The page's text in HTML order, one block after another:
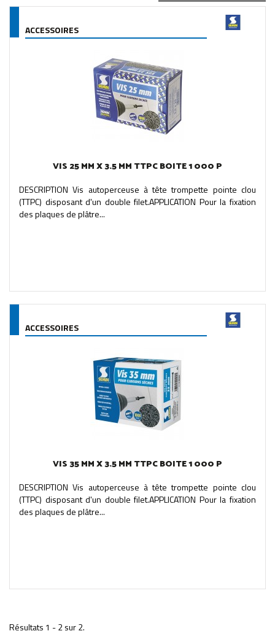
ACCESSOIRES
VIS 25 MM X 3.5 MM TTPC BOITE 1 000 P
DESCRIPTION Vis autoperceuse à tête trompette pointe clou
(TTPC) disposant d'un double filet.APPLICATION Pour la fixation
des plaques de plâtre...
ACCESSOIRES
VIS 35 MM X 3.5 MM TTPC BOITE 1 000 P
DESCRIPTION Vis autoperceuse à tête trompette pointe clou
(TTPC) disposant d'un double filet.APPLICATION Pour la fixation
des plaques de plâtre...
Résultats 1 - 2 sur 2.